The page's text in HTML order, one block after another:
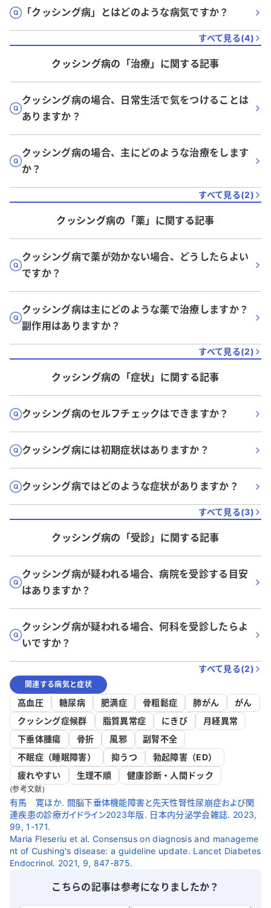
「クッシング病」とはどのような病気ですか？
すべて見る(4)
クッシング病の「治療」に関する記事
クッシング病の場合、日常生活で気をつけることは
ありますか？
クッシング病の場合、主にどのような治療をします
か？
すべて見る(2)
クッシング病の「薬」に関する記事
クッシング病で薬が効かない場合、どうしたらよい
ですか？
クッシング病は主にどのような薬で治療しますか？
副作用はありますか？
すべて見る(2)
クッシング病の「症状」に関する記事
クッシング病のセルフチェックはできますか？
クッシング病には初期症状はありますか？
クッシング病ではどのような症状がありますか？
すべて見る(3)
クッシング病の「受診」に関する記事
クッシング病が疑われる場合、病院を受診する目安
はありますか？
クッシング病が疑われる場合、何科を受診したらよ
いですか？
すべて見る(2)
関連する病気と症状
高血圧 糖尿病 肥満症 骨粗鬆症 肺がん
がん
クッシング症候群
脂質異常症 にきび
月経異常
下垂体腫瘍
骨折 風邪
副腎不全
不眠症（睡眠障害）
抑うつ
勃起障害（ED）
疲れやすい
生理不順 健康診断・人間ドック
(参考文献)
有馬 寛ほか. 間脳下垂体機能障害と先天性腎性尿崩症および関
連疾患の診療ガイドライン2023年版. 日本内分泌学会雑誌. 2023,
99, 1-171.
Maria Fleseriu et al. Consensus on diagnosis and manageme
nt of Cushing's disease: a guideline update. Lancet Diabetes
Endocrinol. 2021, 9, 847-875.
こちらの記事は参考になりましたか？